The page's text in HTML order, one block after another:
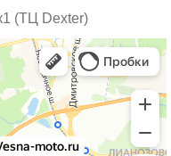
(ТЦ Dexter)